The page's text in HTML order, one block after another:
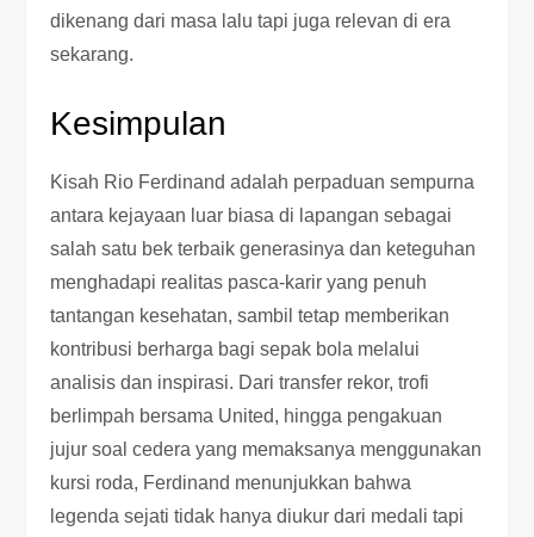
dikenang dari masa lalu tapi juga relevan di era
sekarang.
Kesimpulan
Kisah Rio Ferdinand adalah perpaduan sempurna
antara kejayaan luar biasa di lapangan sebagai
salah satu bek terbaik generasinya dan keteguhan
menghadapi realitas pasca-karir yang penuh
tantangan kesehatan, sambil tetap memberikan
kontribusi berharga bagi sepak bola melalui
analisis dan inspirasi. Dari transfer rekor, trofi
berlimpah bersama United, hingga pengakuan
jujur soal cedera yang memaksanya menggunakan
kursi roda, Ferdinand menunjukkan bahwa
legenda sejati tidak hanya diukur dari medali tapi